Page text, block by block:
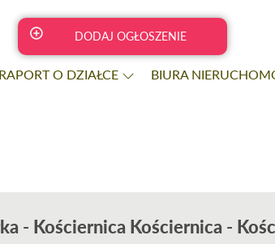
DODAJ OGŁOSZENIE
RAPORT O DZIAŁCE BIURA
- Kościernica Kościernica -